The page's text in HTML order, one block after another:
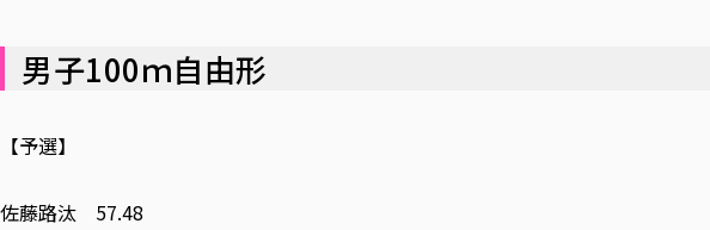
男子100ｍ自由形
【予選】
佐藤路汰 57.48